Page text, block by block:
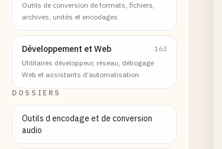
Outils de conversion de formats, fichiers,
archives, unités et encodages
Développement et Web
163
Utilitaires développeur, réseau, débogage
Web et assistants d’automatisation
DOSSIERS
Outils d encodage et de conversion
audio